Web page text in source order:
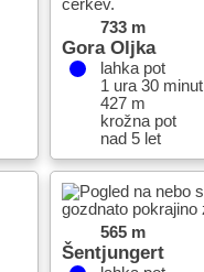
733 m
Gora Oljka
lahka pot
1 ura 30 minut
427 m
krožna pot
nad 5 let
565 m
Šentjungert